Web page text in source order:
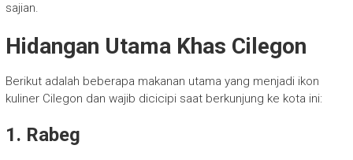
sajian.
Hidangan Utama Khas Cilegon
Berikut adalah beberapa makanan utama yang menjadi ikon
kuliner Cilegon dan wajib dicicipi saat berkunjung ke kota ini:
1. Rabeg